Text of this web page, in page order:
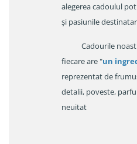
alegerea cadoulul
și pasiunile
Cadourile
fiecare are "un
reprezentat de
detalii, poveste,
neuitat